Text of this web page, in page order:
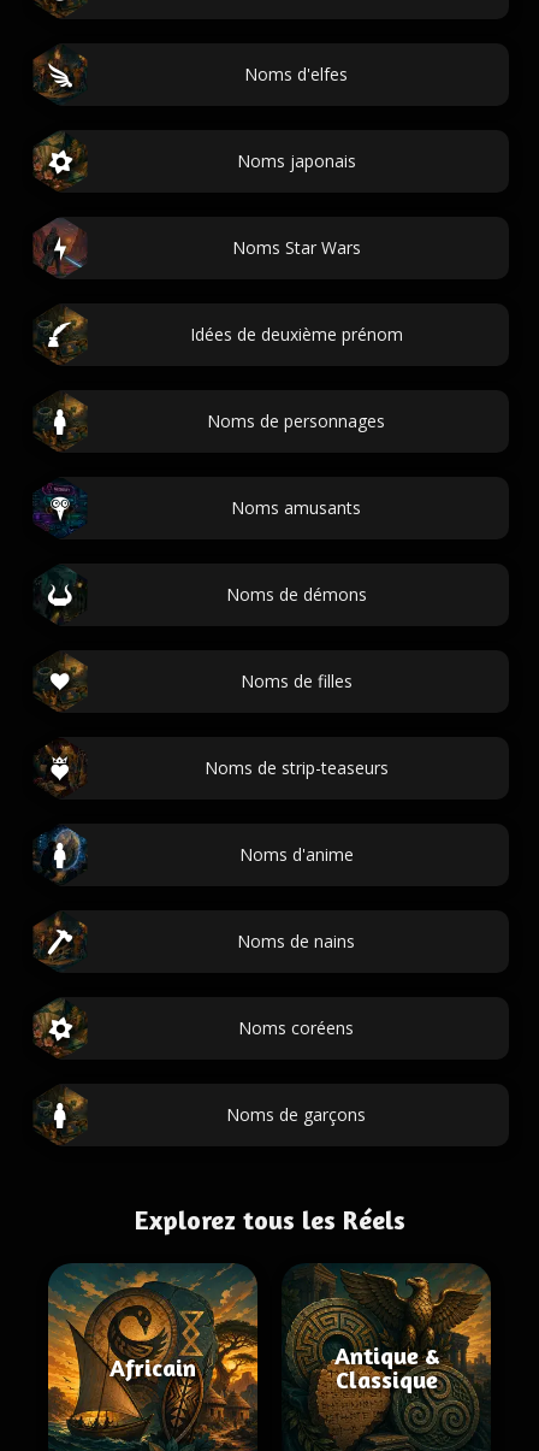
Noms d'elfes
Noms japonais
Noms Star Wars
Idées de deuxième prénom
Noms de personnages
Noms amusants
Noms de démons
Noms de filles
Noms de strip-teaseurs
Noms d'anime
Noms de nains
Noms coréens
Noms de garçons
Explorez tous les Réels
Africain
Antique &
Classique